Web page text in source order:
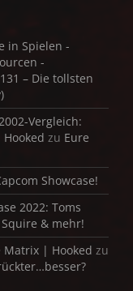
in Spielen -
-
– Die tollsten
Vergleich:
zu Eure
Showcase!
2022: Toms
Squire & mehr!
Matrix | Hooked zu